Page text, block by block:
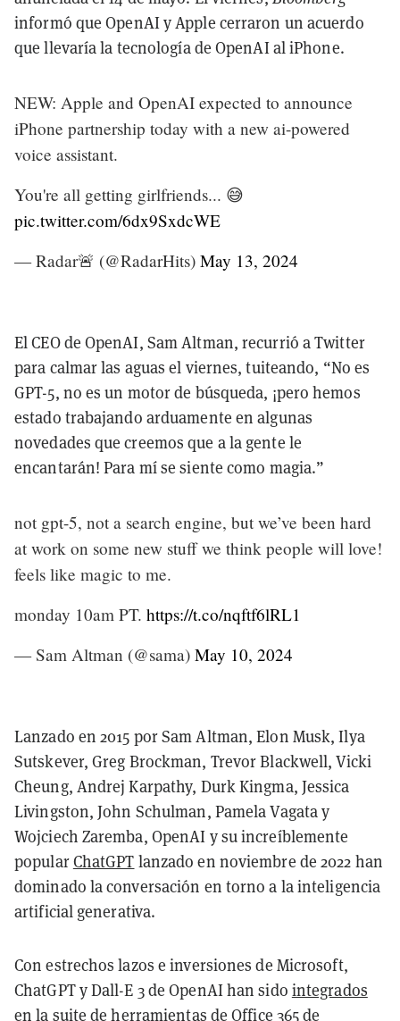
informó que OpenAI y Apple cerraron un acuerdo
que llevaría la tecnología de OpenAI al iPhone.
NEW: Apple and OpenAI expected to announce
iPhone partnership today with a new ai-powered
voice assistant.
You're all getting girlfriends... 😅
pic.twitter.com/6dx9SxdcWE
— Radar🚨 (@RadarHits) May 13, 2024
El CEO de OpenAI, Sam Altman, recurrió a Twitter
para calmar las aguas el viernes, tuiteando, “No es
GPT-5, no es un motor de búsqueda, ¡pero hemos
estado trabajando arduamente en algunas
novedades que creemos que a la gente le
encantarán! Para mí se siente como magia.”
not gpt-5, not a search engine, but we’ve been hard
at work on some new stuff we think people will love!
feels like magic to me.
monday 10am PT. https://t.co/nqftf6lRL1
— Sam Altman (@sama) May 10, 2024
Lanzado en 2015 por Sam Altman, Elon Musk, Ilya
Sutskever, Greg Brockman, Trevor Blackwell, Vicki
Cheung, Andrej Karpathy, Durk Kingma, Jessica
Livingston, John Schulman, Pamela Vagata y
Wojciech Zaremba, OpenAI y su increíblemente
popularChatGPT lanzado en noviembre de 2022 han
dominado la conversación en torno a la inteligencia
artificial generativa.
Con estrechos lazos e inversiones de Microsoft,
ChatGPT y Dall-E 3 de OpenAI han sido integrados
en la suite de herramientas de Office 365 de